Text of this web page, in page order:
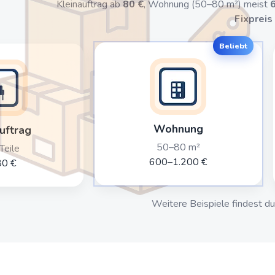
Kleinauftrag ab80 €, Wohnung (50–80 m²) meist
Fixpreis
€
Beliebt
Wohnung
50–80 m²
600–1.200 €
Weitere Beispiele findest